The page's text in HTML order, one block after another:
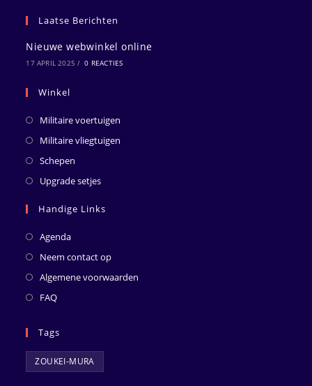
Laatse Berichten
Nieuwe webwinkel online
17 APRIL 2025 / 0 REACTIES
Winkel
Militaire voertuigen
Militaire vliegtuigen
Schepen
Upgrade setjes
Handige Links
Agenda
Neem contact op
Algemene voorwaarden
FAQ
Tags
ZOUKEI-MURA